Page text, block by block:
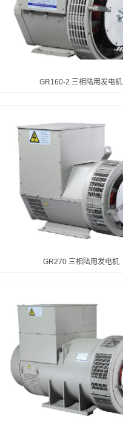
GR160-2 三相陆用发电机
GR270 三相陆用发电机